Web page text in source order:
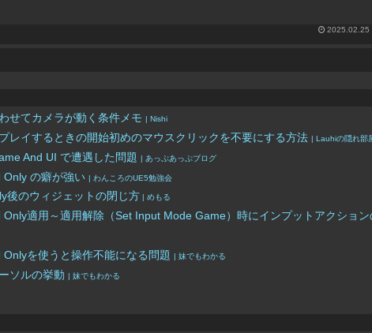
2025.02.25
せてカメラが動く条件メモ | Nishi
レイするときの開始初めのマウスクリックを不要にする方法 | Lauhiの隠れ部
And UI で遭遇した問題 | あっぷあっぷブログ
の癖が強い | わんころのUE5勉強会
後のウィジェットの閉じ方 | めもる
適用～適用解除（Set Input Mode Game）時にインプットアクション
を使うと操作不能になる問題 | 妹でもわかる
ソルの挙動 | 妹でもわかる